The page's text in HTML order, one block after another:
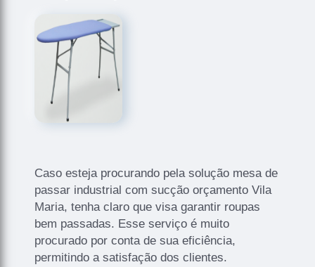
Caso esteja procurando pela solução mesa de
passar industrial com sucção orçamento Vila
Maria, tenha claro que visa garantir roupas
bem passadas. Esse serviço é muito
procurado por conta de sua eficiência,
permitindo a satisfação dos clientes.